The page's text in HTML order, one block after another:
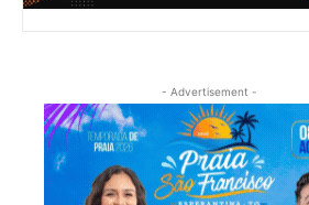
- Advertisement -